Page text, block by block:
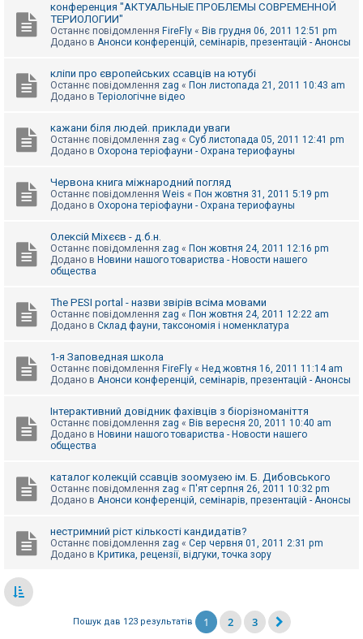
конференция "АКТУАЛЬНЫЕ ПРОБЛЕМЫ СОВРЕМЕННОЙ
ТЕРИОЛОГИИ"
Останнє повідомлення FireFly « Вів грудня 06, 2011 12:51 pm
Додано в Анонси конференцій, семінарів, презентацій - Анонсы
кліпи про європейських ссавців на ютубі
Останнє повідомлення zag « Пон листопада 21, 2011 10:43 am
Додано в Теріологічне відео
кажани біля людей. приклади уваги
Останнє повідомлення zag « Суб листопада 05, 2011 12:41 pm
Додано в Охорона теріофауни - Охрана териофауны
Червона книга міжнародний погляд
Останнє повідомлення Weis « Пон жовтня 31, 2011 5:19 pm
Додано в Охорона теріофауни - Охрана териофауны
Олексій Міхєєв - д.б.н.
Останнє повідомлення zag « Пон жовтня 24, 2011 12:16 pm
Додано в Новини нашого товариства - Новости нашего
общества
The PESI portal - назви звірів всіма мовами
Останнє повідомлення zag « Пон жовтня 24, 2011 12:22 am
Додано в Склад фауни, таксономія і номенклатура
1-я Заповедная школа
Останнє повідомлення FireFly « Нед жовтня 16, 2011 11:14 am
Додано в Анонси конференцій, семінарів, презентацій - Анонсы
Інтерактивний довідник фахівців з біорізноманіття
Останнє повідомлення zag « Вів вересня 20, 2011 10:40 am
Додано в Новини нашого товариства - Новости нашего
общества
каталог колекцій ссавців зоомузею ім. Б. Дибовського
Останнє повідомлення zag « П'ят серпня 26, 2011 10:32 pm
Додано в Анонси конференцій, семінарів, презентацій - Анонсы
нестримний ріст кількості кандидатів?
Останнє повідомлення zag « Сер червня 01, 2011 2:31 pm
Додано в Критика, рецензії, відгуки, точка зору
Пошук дав 123 результатів 1 2 3